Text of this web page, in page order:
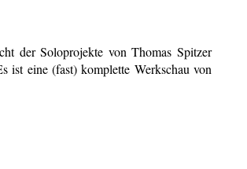
der Soloprojekte von Thomas Spitzer
ist eine (fast) komplette Werkschau von